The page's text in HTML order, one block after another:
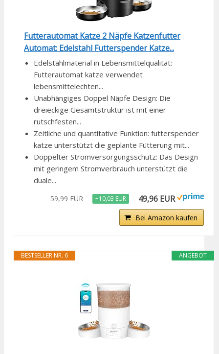
Futterautomat Katze 2 Näpfe Katzenfutter
Automat: Edelstahl Futterspender Katze...
Edelstahlmaterial in Lebensmittelqualität:
Futterautomat katze verwendet
lebensmittelechten...
Unabhängiges Doppel Näpfe Design: Die
dreieckige Gesamtstruktur ist mit einer
rutschfesten...
Zeitliche und quantitative Funktion: futterspender
katze unterstützt die geplante Fütterung mit...
Doppelter Stromversorgungsschutz: Das Design
mit geringem Stromverbrauch unterstützt die
duale...
59,99 EUR −10,03 EUR 49,96 EUR
Bei Amazon kaufen
ANGEBOT
BESTSELLER NR. 6